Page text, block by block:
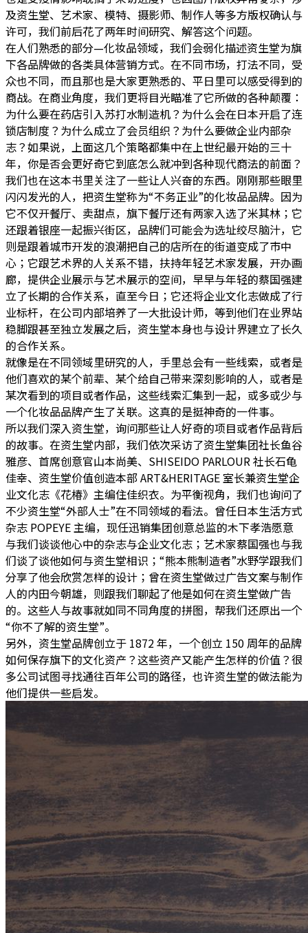
及资生堂、艺术家、模特、摄影师、制作人等多方版权确认与
许可，我们前后花了两年时间研究、解答这个问题。
在人们熟悉的部分—化妆品领域，我们会弱化描述资生堂为旗
下各品牌做的各类具体营销方式。在不同市场，打法不同，受
众也不同，而且那也是大家更熟悉的、平日里可以感受得到的
商战。在商业角度，我们更将目光瞄准了它所做的各种颠覆：
为什么要在药店引入苏打水制造机？为什么会在日本开启了连
锁店制度？为什么成立了会员组织？为什么要做企业内部杂
志？如果说，上面这几个策略都集中在上世纪最开始的三十
年，你是否会更好奇它到底怎么就冲到各种现代商法的前面？
我们也在这本书里关注了一些让人兴奋的东西。刚刚那些眼里
闪闪发光的人，把资生堂称为“不务正业”的化妆品品牌。因为
它不仅开餐厅、卖甜点，旗下餐厅还有两家入选了米其林；它
还跟着银座一起振兴街区，品牌们可能会为选址绞尽脑汁，它
则是跟着城市开发的浪潮把自己的店所在的街道变成了市中
心；它跟艺术界的人关系不错，扶持年轻艺术家发展，开办画
廊，提供企业展示与艺术展示的空间，早早与年轻的蔡国强建
立了长期的合作关系，直至今日；它还将企业文化志做成了行
业标杆，在公司内部培养了一大批设计师，等到他们在业界站
稳脚跟甚至独立发展之后，资生堂本身也与设计界建立了长久
的合作关系。
就像是在不同领域里研究的人，手里总会有一些线索，或者是
他们喜欢的某个前辈、某个给自己带来深刻影响的人，或者是
某次看到的项目或者作品，这些线索汇集到一起，或多或少与
一个化妆品品牌产生了关联。这真的是挺神奇的一件事。
所以我们深入资生堂，询问那些让人好奇的项目或者作品背后
的故事。在资生堂内部，我们依次采访了资生堂集团社长鱼谷
雅彦、首席创意官山本尚美、SHISEIDO PARLOUR 社长石龟
佳幸、资生堂价值创造本部 ART&HERITAGE 室长兼资生堂企
业文化志《花椿》主编住佳织衣。为平衡视角，我们也询问了
不少资生堂“外部人士”在不同领域的看法。曾任日本生活方式
杂志 POPEYE 主编，现任迅销集团创意总监的木下孝浩愿意
与我们谈谈他心中的杂志与企业文化志；艺术家蔡国强也与我
们谈了谈他如何与资生堂相识；“熊本熊制造者”水野学跟我们
分享了他会欣赏怎样的设计；曾在资生堂做过广告文案与制作
人的内田今朝雄，则跟我们聊起了他是如何在资生堂做广告
的。这些人与故事就如同不同角度的拼图，帮我们还原出一个
“你不了解的资生堂”。
另外，资生堂品牌创立于 1872 年，一个创立 150 周年的品牌
如何保存旗下的文化资产？这些资产又能产生怎样的价值？很
多公司试图寻找通往百年公司的路径，也许资生堂的做法能为
他们提供一些启发。